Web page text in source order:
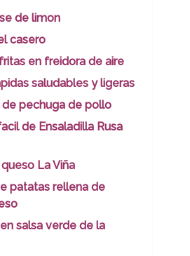
de limon
casero
en freidora de aire
saludables y ligeras
de pechuga de pollo
de Ensaladilla Rusa
La Viña
patatas rellena de
salsa verde de la